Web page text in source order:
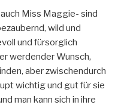
Miss Maggie- sind
wild und
und fürsorglich
werdender Wunsch,
aber zwischendurch
wichtig und gut für sie
man kann sich in ihre